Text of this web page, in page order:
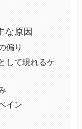
な原因
偏り
して現れるケ
イン